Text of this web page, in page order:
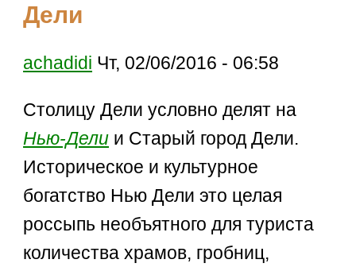
Дели
achadidi Чт, 02/06/2016 - 06:58
Столицу Дели условно делят на
Нью-Дели и Старый город Дели.
Историческое и культурное
богатство Нью Дели это целая
россыпь необъятного для туриста
количества храмов, гробниц,